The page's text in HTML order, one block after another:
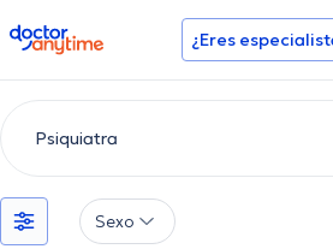
doctoranytime ¿Eres
Sexo